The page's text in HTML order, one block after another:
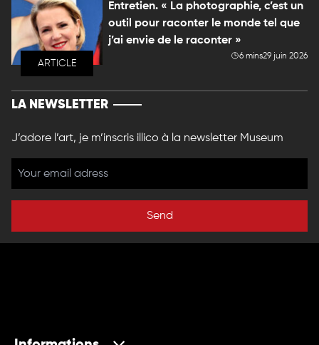
ARTICLE
Entretien. « La photographie, c’est un
outil pour raconter le monde tel que
j’ai envie de le raconter »
6 mins29 juin 2026
LA NEWSLETTER
J’adore l’art, je m’inscris illico à la newsletter Museum
Send